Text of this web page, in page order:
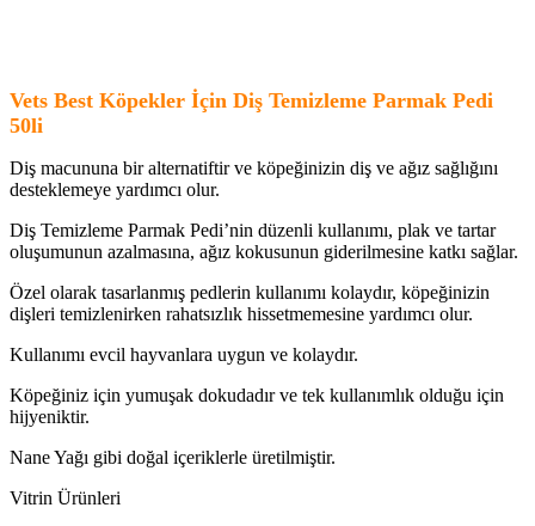
Vets Best Köpekler İçin Diş Temizleme Parmak Pedi
50li
Diş macununa bir alternatiftir ve köpeğinizin diş ve ağız sağlığını
desteklemeye yardımcı olur.
Diş Temizleme Parmak Pedi’nin düzenli kullanımı, plak ve tartar
oluşumunun azalmasına, ağız kokusunun giderilmesine katkı sağlar.
Özel olarak tasarlanmış pedlerin kullanımı kolaydır, köpeğinizin
dişleri temizlenirken rahatsızlık hissetmemesine yardımcı olur.
Kullanımı evcil hayvanlara uygun ve kolaydır.
Köpeğiniz için yumuşak dokudadır ve tek kullanımlık olduğu için
hijyeniktir.
Nane Yağı gibi doğal içeriklerle üretilmiştir.
Vitrin Ürünleri